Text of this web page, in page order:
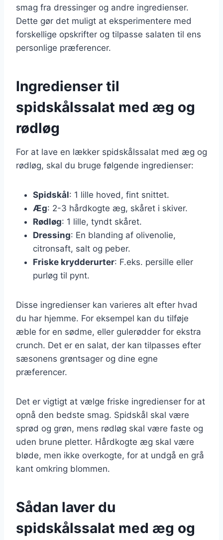
smag fra dressinger og andre ingredienser.
Dette gør det muligt at eksperimentere med
forskellige opskrifter og tilpasse salaten til ens
personlige præferencer.
Ingredienser til
spidskålssalat med æg og
rødløg
For at lave en lækker spidskålssalat med æg og
rødløg, skal du bruge følgende ingredienser:
Spidskål: 1 lille hoved, fint snittet.
Æg: 2-3 hårdkogte æg, skåret i skiver.
Rødløg: 1 lille, tyndt skåret.
Dressing: En blanding af olivenolie,
citronsaft, salt og peber.
Friske krydderurter: F.eks. persille eller
purløg til pynt.
Disse ingredienser kan varieres alt efter hvad
du har hjemme. For eksempel kan du tilføje
æble for en sødme, eller gulerødder for ekstra
crunch. Det er en salat, der kan tilpasses efter
sæsonens grøntsager og dine egne
præferencer.
Det er vigtigt at vælge friske ingredienser for at
opnå den bedste smag. Spidskål skal være
sprød og grøn, mens rødløg skal være faste og
uden brune pletter. Hårdkogte æg skal være
bløde, men ikke overkogte, for at undgå en grå
kant omkring blommen.
Sådan laver du
spidskålssalat med æg og